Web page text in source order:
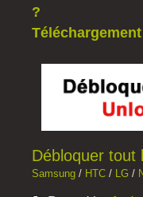
?
Débloquer tout
Samsung / HTC / LG /